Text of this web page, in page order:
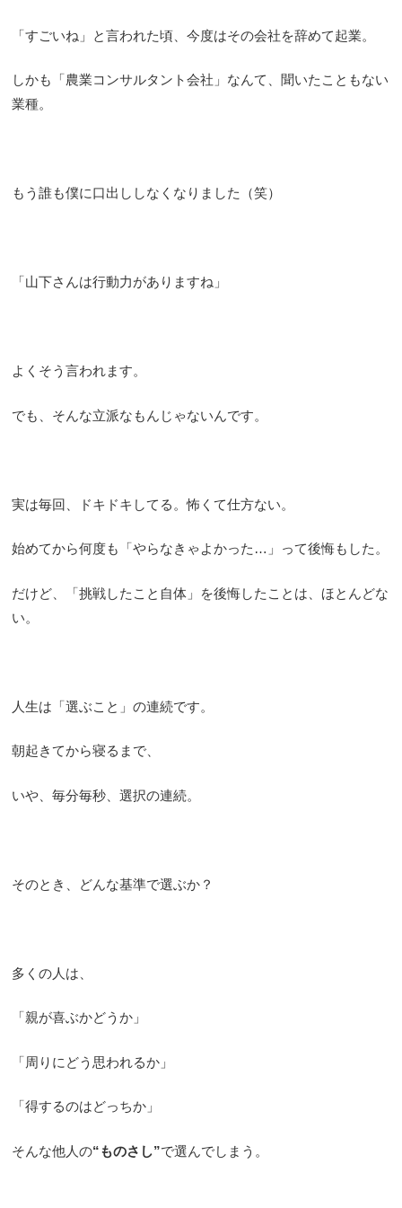
「すごいね」と言われた頃、今度はその会社を辞めて起業。
しかも「農業コンサルタント会社」なんて、聞いたこともない
業種。
もう誰も僕に口出ししなくなりました（笑）
「山下さんは行動力がありますね」
よくそう言われます。
でも、そんな立派なもんじゃないんです。
実は毎回、ドキドキしてる。怖くて仕方ない。
始めてから何度も「やらなきゃよかった…」って後悔もした。
だけど、「挑戦したこと自体」を後悔したことは、ほとんどな
い。
人生は「選ぶこと」の連続です。
朝起きてから寝るまで、
いや、毎分毎秒、選択の連続。
そのとき、どんな基準で選ぶか？
多くの人は、
「親が喜ぶかどうか」
「周りにどう思われるか」
「得するのはどっちか」
そんな他人の“ものさし”で選んでしまう。